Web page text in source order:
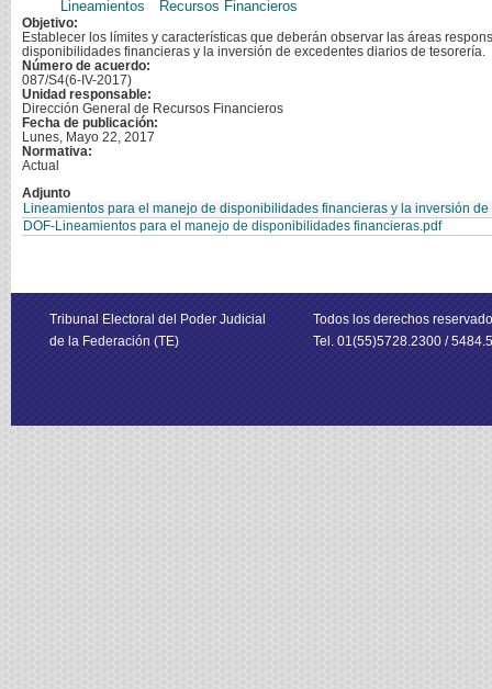
Lineamientos Recursos Financieros
Objetivo:
Establecer los límites y características que deberán observar las áreas
disponibilidades financieras y la inversión de excedentes diarios de tesorería.
Número de acuerdo:
087/S4(6-IV-2017)
Unidad responsable:
Dirección General de Recursos Financieros
Fecha de publicación:
Lunes, Mayo 22, 2017
Normativa:
Actual
Adjunto
Lineamientos para el manejo de disponibilidades financieras y la inversión
DOF-Lineamientos para el manejo de disponibilidades financieras.pdf
Tribunal Electoral del Poder Judicial
de la Federación (TE)
Todos los derechos
Tel. 01(55)5728.2300 /